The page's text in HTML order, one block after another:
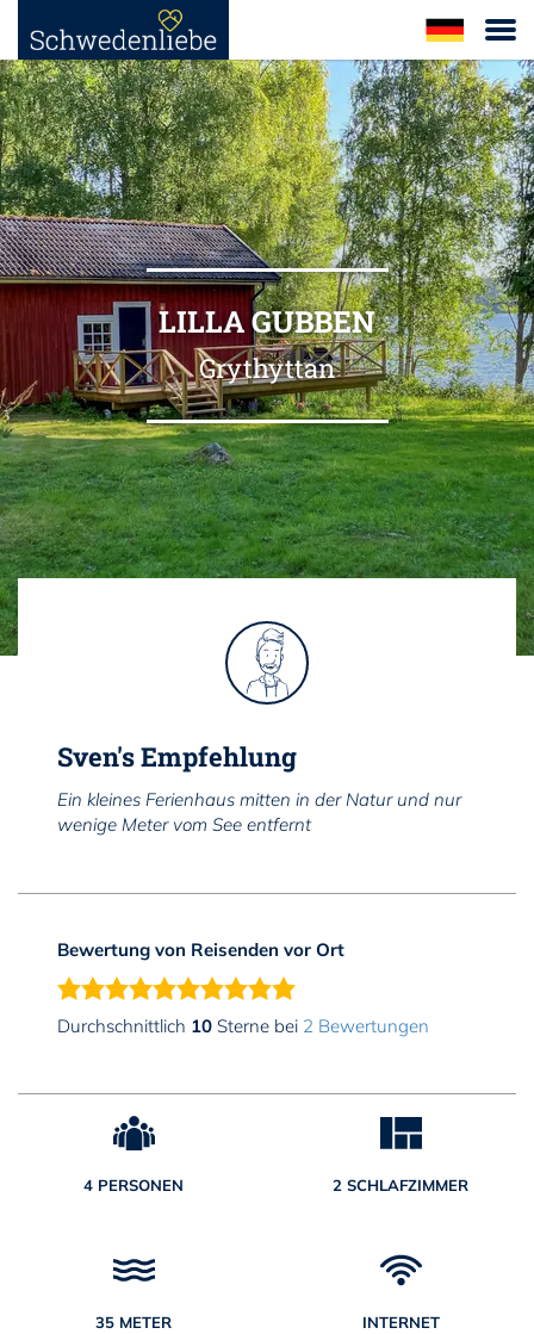
LILLA GUBBEN
Grythyttan
Sven's Empfehlung
Ein kleines Ferienhaus mitten in der Natur und nur
wenige Meter vom See entfernt
Bewertung von Reisenden vor Ort
Durchschnittlich 10 Sterne bei 2 Bewertungen
4 PERSONEN 2 SCHLAFZIMMER
35 METER INTERNET